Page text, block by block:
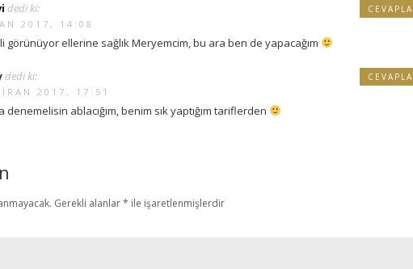
dedi ki:
2017, 14:08
görünüyor ellerine sağlık Meryemcim, bu ara ben de yapacağım
CEVAPLA
dedi ki:
2017, 17:51
denemelisin ablacığım, benim sık yaptığım tariflerden
CEVAPLA
Gerekli alanlar* ile işaretlenmişlerdir